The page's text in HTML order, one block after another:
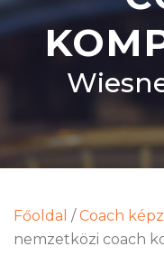
Főoldal / Coach
nemzetközi coach